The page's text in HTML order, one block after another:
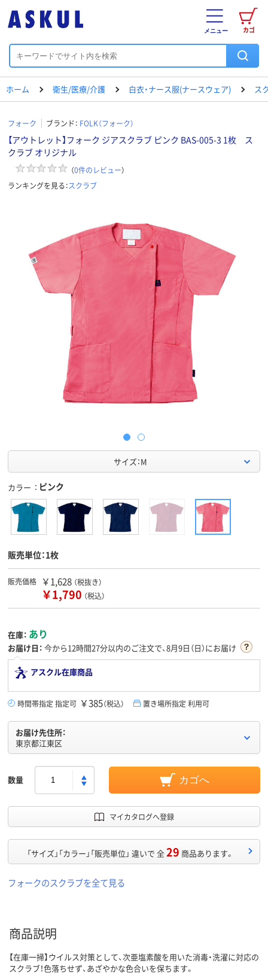
カゴ
メニュー
ホーム 衛生/医療/介護 白衣・ナース服(ナースウェア) ス
フォーク ブランド： FOLK（フォーク）
【アウトレット】フォーク ジアスクラブ ピンク BAS-005-3 1枚 ス
クラブ オリジナル
（0件のレビュー）
ランキングを見る：スクラブ
サイズ：M
カラー ピンク
販売単位：1枚
販売価格 ￥1,628 （税抜き）
￥1,790 （税込）
在庫： あり
お届け日： 今から12時間27分以内のご注文で、8月9日（日）にお届け
アスクル在庫商品
時間帯指定 指定可 ￥385（税込） 置き場所指定 利用可
お届け先住所：
東京都江東区
数量 カゴへ
マイカタログへ登録
「サイズ」「カラー」「販売単位」 違いで 全29 商品あります。
フォークのスクラブを全て見る
商品説明
【在庫一掃】ウイルス対策として、次亜塩素酸を用いた消毒・洗濯に対応の
スクラブ！色落ちせず、あざやかな色合いを保ちます。